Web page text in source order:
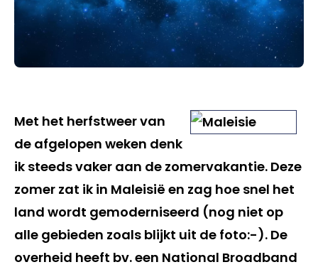
Met het herfstweer van
de afgelopen weken denk
ik steeds vaker aan de zomervakantie. Deze
zomer zat ik in Maleisië en zag hoe snel het
land wordt gemoderniseerd (nog niet op
alle gebieden zoals blijkt uit de foto:-). De
overheid heeft bv. een National Broadband